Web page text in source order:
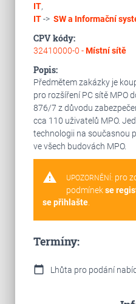
IT,
IT-> SW a Informační
CPV kódy:
32410000-0 -Místní sítě
Popis:
Předmětem zakázky je
pro rozšíření PC sítě MPO
876/7 z důvodu
cca 110 uživatelů MPO.
technologii na současnou
ve všech budovách MPO.
warning UPOZORNĚNÍ: pro
podmínekse
se přihlašte.
Termíny:
calendar_today Lhůta pro podání